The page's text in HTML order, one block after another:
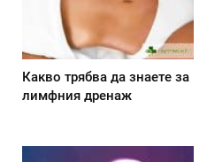
Какво трябва да знаете за
лимфния дренаж